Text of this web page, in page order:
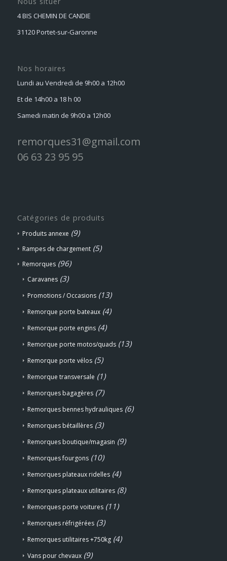
4 BIS CHEMIN DE CANDIE
31120 Portet-sur-Garonne
Nos horaires
Lundi au Vendredi de 9h00 a 12h00
Et de 14h00 a 18 h 00
Samedi matin de 9h00 a 12h00
remorques31@gmail.com
06 63 23 95 95
Catégories de produits
Produits annexe (9)
Rampes de chargement (5)
Remorques (96)
Caravanes (3)
Promotions / Occasions (13)
Remorque porte bateaux (4)
Remorque porte engins (4)
Remorque porte motos/quads (13)
Remorque porte vélos (5)
Remorque transversale (1)
Remorques bagagères (7)
Remorques bennes hydrauliques (6)
Remorques bétaillères (3)
Remorques boutique/magasin (9)
Remorques fourgons (10)
Remorques plateaux ridelles (4)
Remorques plateaux utilitaires (8)
Remorques porte voitures (11)
Remorques réfrigérées (3)
Remorques utilitaires +750kg (4)
Vans pour chevaux (9)